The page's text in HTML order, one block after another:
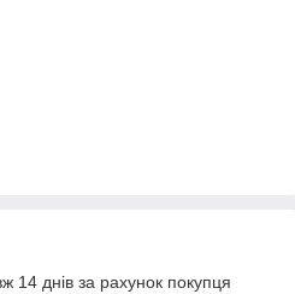
14 днів за рахунок покупця